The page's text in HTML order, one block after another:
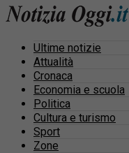
Ultime notizie
Attualità
Cronaca
Economia e scuola
Politica
Cultura e turismo
Sport
Zone